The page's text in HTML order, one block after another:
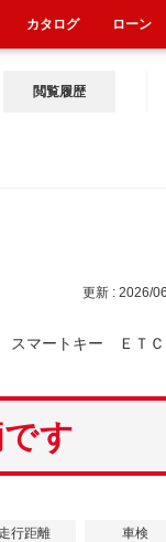
閲覧履歴
更新 : 2026/
スマートキー ＥＴ
す
走行距離 車検
カタログ ローン